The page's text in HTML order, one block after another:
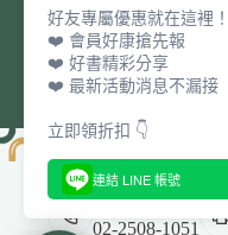
電話：
02-2508-1051
好友專屬優惠就在這裡！
❤️ 會員好康搶先報
❤️ 好書精彩分享
❤️ 最新活動消息不漏接
立即領折扣 👇
連結 LINE 帳號